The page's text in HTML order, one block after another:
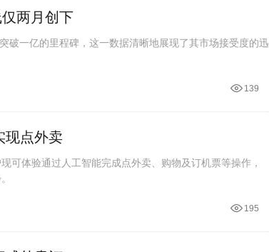
两月创下
破一亿的里程碑，这一数据清晰地展现了其市场接受度的迅
139
现点外卖
可体验通过人工智能完成点外卖、购物及订机票等操作，
195